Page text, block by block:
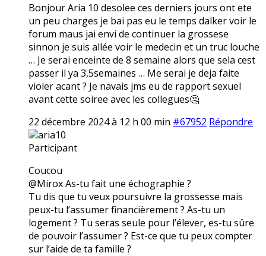
Bonjour Aria 10 desolee ces derniers jours ont ete
un peu charges je bai pas eu le temps dalker voir le
forum maus jai envi de continuer la grossese
sinnon je suis allée voir le medecin et un truc louche
… Je serai enceinte de 8 semaine alors que sela cest
passer il ya 3,5semaines … Me serai je deja faite
violer acant ? Je navais jms eu de rapport sexuel
avant cette soiree avec les collegues🤔
22 décembre 2024 à 12 h 00 min #67952 Répondre
aria10
Participant
Coucou
@Mirox As-tu fait une échographie ?
Tu dis que tu veux poursuivre la grossesse mais
peux-tu l’assumer financièrement ? As-tu un
logement ? Tu seras seule pour l’élever, es-tu sûre
de pouvoir l’assumer ? Est-ce que tu peux compter
sur l’aide de ta famille ?